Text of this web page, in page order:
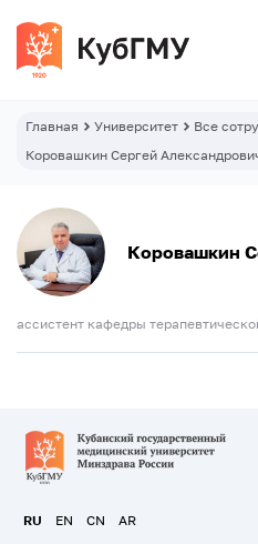
Главная Университет
Все
Коровашкин Сергей
Коровашкин
ассистент кафедры
RU EN CN AR